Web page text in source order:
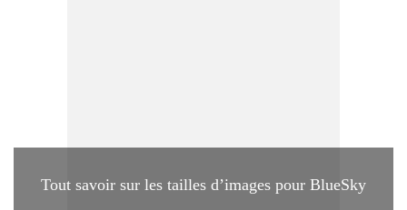
Tout savoir sur les tailles d’images pour BlueSky